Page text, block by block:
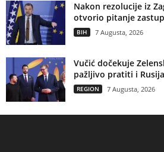
Nakon rezolucije iz
otvorio pitanje
BIH 7 Augusta, 2026
Vučić dočekuje
pažljivo pratiti i Rusija
REGION 7 Augusta, 2026